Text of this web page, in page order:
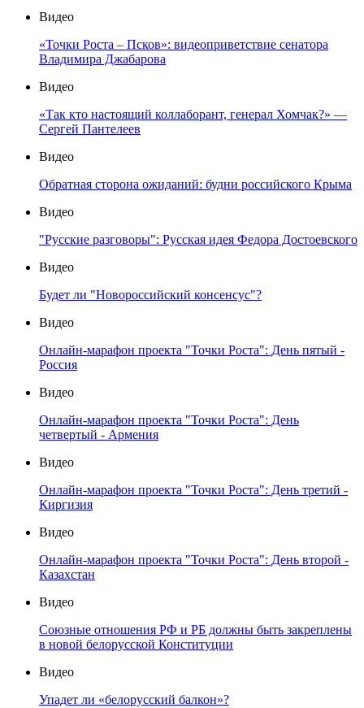
Видео
«Точки Роста – Псков»: видеоприветствие сенатора
Владимира Джабарова
Видео
«Так кто настоящий коллаборант, генерал Хомчак?» —
Сергей Пантелеев
Видео
Обратная сторона ожиданий: будни российского Крыма
Видео
"Русские разговоры": Русская идея Федора Достоевского
Видео
Будет ли "Новороссийский консенсус"?
Видео
Онлайн-марафон проекта "Точки Роста": День пятый -
Россия
Видео
Онлайн-марафон проекта "Точки Роста": День
четвертый - Армения
Видео
Онлайн-марафон проекта "Точки Роста": День третий -
Киргизия
Видео
Онлайн-марафон проекта "Точки Роста": День второй -
Казахстан
Видео
Союзные отношения РФ и РБ должны быть закреплены
в новой белорусской Конституции
Видео
Упадет ли «белорусский балкон»?